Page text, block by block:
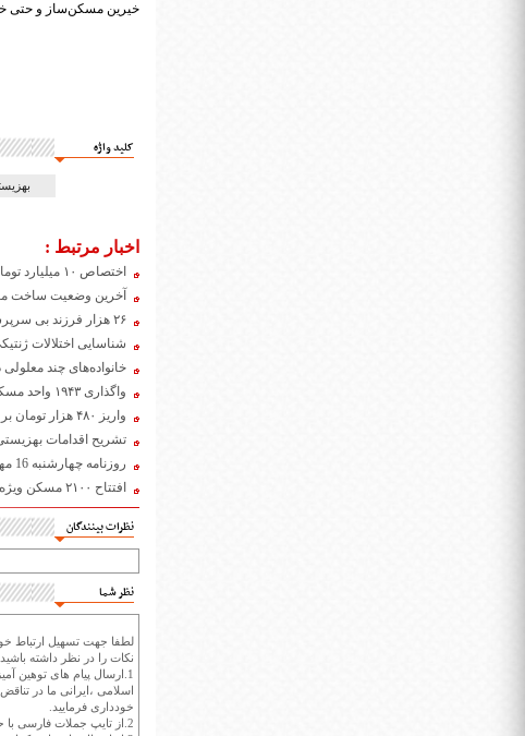
خیرین مسکن‌ساز و حتی
کلید واژه
اخبار مرتبط :
اختصاص ۱۰ میلیارد تومان اعتبار برای تجهیز واحدهای مسکونی مددجویان
آخرین وضعیت ساخت
۲۶ هزار فرزند بی سرپرست و بدسرپرست تحت پوشش بهزیستی/واگذاری ۱۰ هزار کودک به عنوان فرزندخوانده
شناسایی اختلالات
خانواده‌های چند
واگذاری ۱۹۴۳ واحد مسکونی به مددجویان و معلولان بهزیستی
واریز ۴۸۰ هزار تومان بر روی کارت بانکی معلولان فاقد شغل
تشریح اقدامات بهزیستی درآستانه 12 آذر/ سقط قانونی یک
روزنامه چهارشنبه 16 مهر ۱۳۹۹
افتتاح ۲۱۰۰ مسکن ویژه خانوارهای دارای معلولیت در هفته آینده
نظرات بینندگان
نظر شما
لطفا جهت تسهیل ارتباط
نکات را در نظر داشته
1.ارسال پیام های توهین
اسلامی ،ایرانی ما در
خودداری فرمایید.
2.از تایپ جملات فارسی با حروف انگلیسی خودداری کنید.